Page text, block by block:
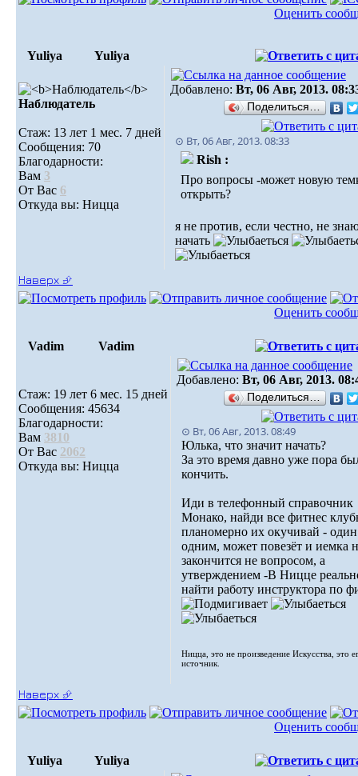
Оценить
Yuliya Yuliya
Наблюдатель
Стаж: 13 лет 1 мес. 7 дней
Сообщения: 70
Благодарности:
Вам 3
От Вас 6
Откуда вы: Ницца
Добавлено: Вт, 06 Авг, 2013.
Поделиться…
⊙ Вт, 06 Авг, 2013. 08:33
Rish :
Про вопросы -может новую
открыть?
я не против, если честно, не
начать
Наверх ⮵
Оценить
Vadim Vadim
Стаж: 19 лет 6 мес. 15 дней
Сообщения: 45634
Благодарности:
Вам 3810
От Вас 2062
Откуда вы: Ницца
Добавлено: Вт, 06 Авг, 2013.
Поделиться…
⊙ Вт, 06 Авг, 2013. 08:49
Юлька, что значит начать?
За это время давно уже пора
кончить.
Иди в телефонный справочник
Монако, найди все фитнес
планомерно их окучивай - один
одним, может повезёт и иемка
закончится не вопросом, а
утверждением -В Ницце
найти работу инструктора по
Ницца, это не произведение Искусства, это
источник.
Наверх ⮵
Оценить
Yuliya Yuliya